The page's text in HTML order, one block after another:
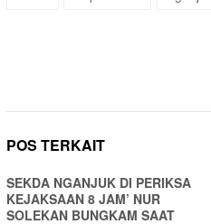
POS TERKAIT
SEKDA NGANJUK DI PERIKSA
KEJAKSAAN 8 JAM’ NUR
SOLEKAN BUNGKAM SAAT